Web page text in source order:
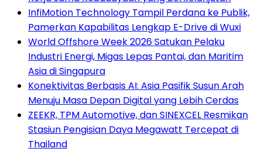
InfiMotion Technology Tampil Perdana ke Publik,
Pamerkan Kapabilitas Lengkap E-Drive di Wuxi
World Offshore Week 2026 Satukan Pelaku
Industri Energi, Migas Lepas Pantai, dan Maritim
Asia di Singapura
Konektivitas Berbasis AI: Asia Pasifik Susun Arah
Menuju Masa Depan Digital yang Lebih Cerdas
ZEEKR, TPM Automotive, dan SINEXCEL Resmikan
Stasiun Pengisian Daya Megawatt Tercepat di
Thailand